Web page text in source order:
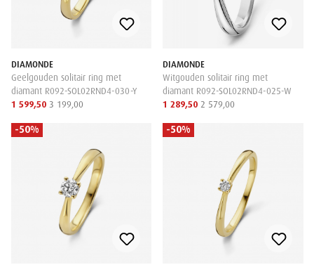
DIAMONDE
Geelgouden solitair ring met
diamant R092-SOL02RND4-030-Y
1 599,50 3 199,00
DIAMONDE
Witgouden solitair ring met
diamant R092-SOL02RND4-025-W
1 289,50 2 579,00
-50% -50%